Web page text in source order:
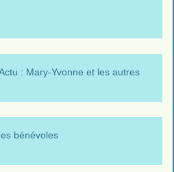
: Mary-Yvonne et les autres
bénévoles